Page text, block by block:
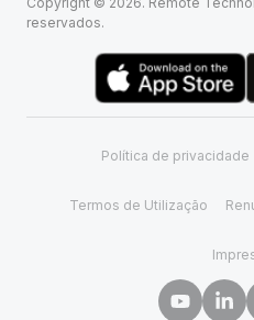
reservados.
Política de privacidade
Termos de Utilização